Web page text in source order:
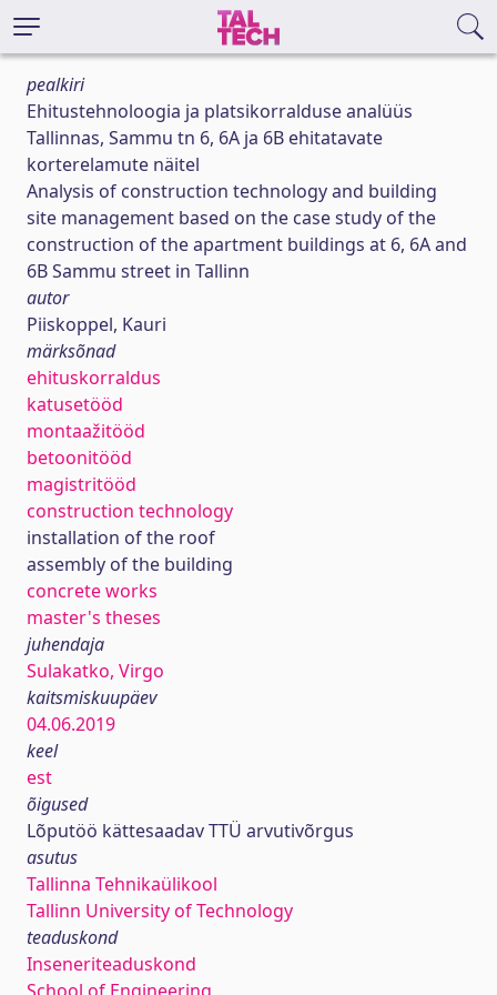
pealkiri
Ehitustehnoloogia ja platsikorralduse analüüs
Tallinnas, Sammu tn 6, 6A ja 6B ehitatavate
korterelamute näitel
Analysis of construction technology and building
site management based on the case study of the
construction of the apartment buildings at 6, 6A and
6B Sammu street in Tallinn
autor
Piiskoppel, Kauri
märksõnad
ehituskorraldus
katusetööd
montaažitööd
betoonitööd
magistritööd
construction technology
installation of the roof
assembly of the building
concrete works
master's theses
juhendaja
Sulakatko, Virgo
kaitsmiskuupäev
04.06.2019
keel
est
õigused
Lõputöö kättesaadav TTÜ arvutivõrgus
asutus
Tallinna Tehnikaülikool
Tallinn University of Technology
teaduskond
Inseneriteaduskond